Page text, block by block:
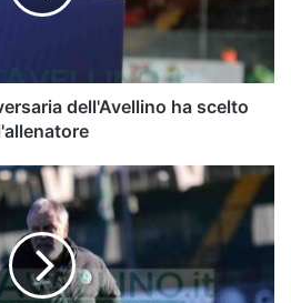
dell'Avellino ha scelto